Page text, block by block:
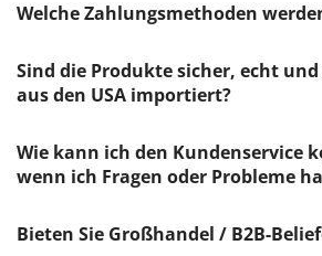
Welche Zahlungsmethoden
Sind die Produkte sicher, echt
aus den USA importiert?
Wie kann ich den Kundenservice
wenn ich Fragen oder Probleme
Bieten Sie Großhandel / B2B-